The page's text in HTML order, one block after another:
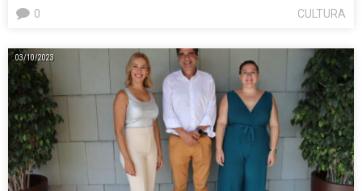
CULTURA
0
03/10/2023